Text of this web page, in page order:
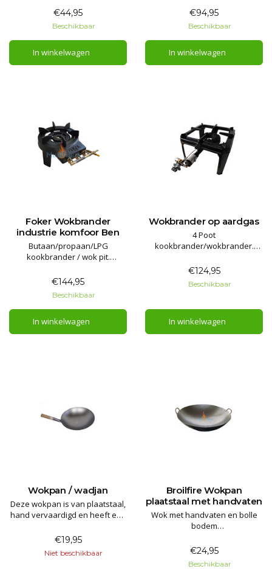
€44,95
Beschikbaar
In winkelwagen
vermogen voor buiten gebruik!
Garantie: 2 jaar
€94,95
Beschikbaar
In winkelwagen
Foker Wokbrander
industrie komfoor Ben
Butaan/propaan/LPG
kookbrander / wok pit.
beveiliging voor binnen en
buiten gebruik!
Geheel gietijzer, snel en
gemakkelijk te reinigen. 3
messing gaskraantjes voor de
bediening van de kleine ring en
€144,95
Beschikbaar
In winkelwagen
Wokbrander op aardgas
4 Poot
kookbrander/wokbrander.
poot brander met thermische
beveiliging. Hoog vermogen
wokbrander instelbaar van 1
CE gecertificeerd voor aardgas
(G25) Geschikt voor de
particulier en/of professionele
€124,95
Beschikbaar
In winkelwagen
Wokpan / wadjan
Deze wokpan is van plaatstaal,
hand vervaardigd en heeft een
Voorzien van houten steel.
Speciaal geschikt voor wokken
en koken op grotere branders
€19,95
Niet beschikbaar
Broilfire Wokpan
plaatstaal met handvaten
Wok met handvaten en bolle
bodem
€24,95
Beschikbaar